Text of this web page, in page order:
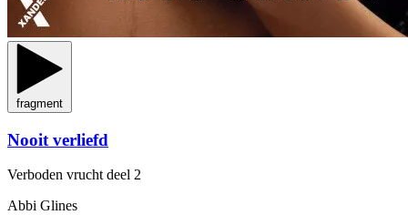
fragment
Nooit verliefd
Verboden vrucht deel 2
Abbi Glines